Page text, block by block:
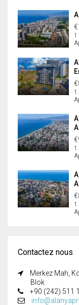
1
1
1
1
Contactez nous
Merkez Mah,
Blok
+90 (242) 511